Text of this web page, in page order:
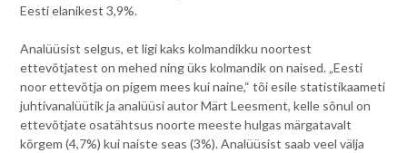
Eesti elanikest 3,9%.
Analüüsist selgus, et ligi kaks kolmandikku noortest
ettevõtjatest on mehed ning üks kolmandik on naised. „Eesti
noor ettevõtja on pigem mees kui naine,“ tõi esile statistikaameti
juhtivanalüütik ja analüüsi autor Märt Leesment, kelle sõnul on
ettevõtjate osatähtsus noorte meeste hulgas märgatavalt
kõrgem (4,7%) kui naiste seas (3%). Analüüsist saab veel välja